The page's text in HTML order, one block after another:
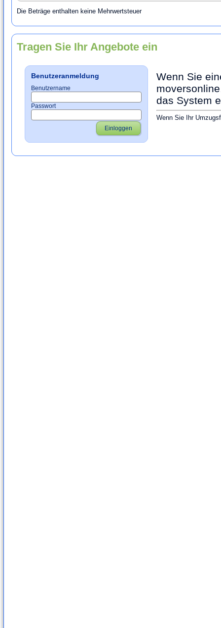
Die Beträge enthalten keine Mehrwertsteuer
Tragen Sie Ihr Angebote ein
Benutzeranmeldung
Benutzername
Passwort
Einloggen
Wenn Sie
das System
Wenn Sie Ihr